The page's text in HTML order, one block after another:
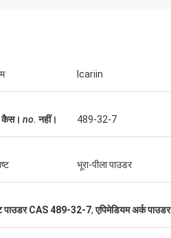
Icariin
कैस। no. नहीं। 489-32-7
भूरा-पीला पाउडर
पाउडर CAS 489-32-7,एपिमेडियम अर्क पाउडर